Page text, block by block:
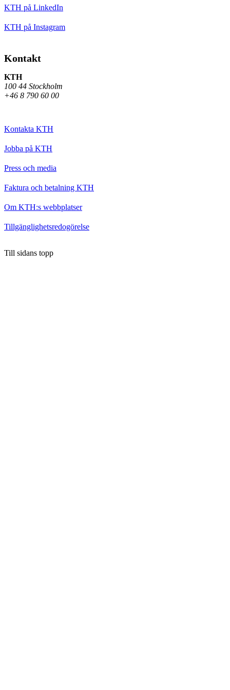
KTH på LinkedIn
KTH på Instagram
Kontakt
KTH
100 44 Stockholm
+46 8 790 60 00
Kontakta KTH
Jobba på KTH
Press och media
Faktura och betalning KTH
Om KTH:s webbplatser
Tillgänglighetsredogörelse
Till sidans topp